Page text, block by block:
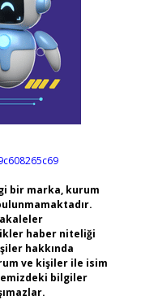
bir marka, kurum
haber niteliği
hakkında
ve kişiler ile isim
bilgiler